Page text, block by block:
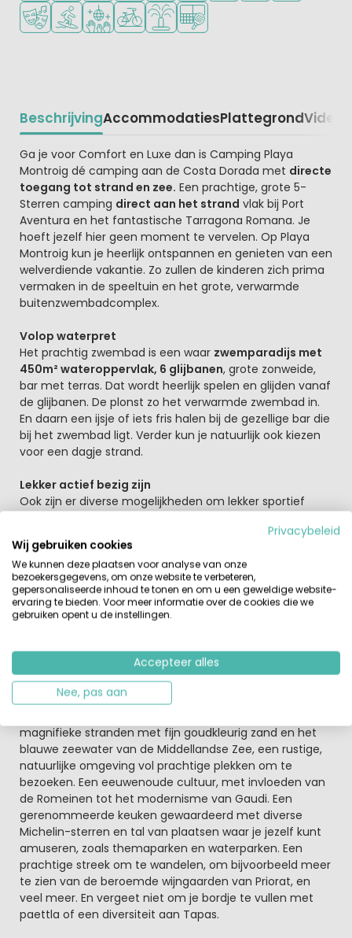
Animatieprogramma
Watersportfaciliteiten
DiscotheekFietsverhuur
Waterspeeltuin
Padelbaan
BeschrijvingAccommodatiesPlattegrondVideo
Beschrijving
Ga je voor Comfort en Luxe dan is Camping Playa
Montroig dé camping aan de Costa Dorada met directe
toegang tot strand en zee. Een prachtige, grote 5-
Sterren camping direct aan het strand vlak bij Port
Aventura en het fantastische Tarragona Romana. Je
hoeft jezelf hier geen moment te vervelen. Op Playa
Montroig kun je heerlijk ontspannen en genieten van een
welverdiende vakantie. Zo zullen de kinderen zich prima
vermaken in de speeltuin en het grote, verwarmde
buitenzwembadcomplex.
Volop waterpret
Het prachtig zwembad is een waar zwemparadijs met
450m² wateroppervlak, 6 glijbanen, grote zonweide,
bar met terras. Dat wordt heerlijk spelen en glijden vanaf
de glijbanen. De plonst zo het verwarmde zwembad in.
En daarn een ijsje of iets fris halen bij de gezellige bar die
bij het zwembad ligt. Verder kun je natuurlijk ook kiezen
voor een dagje strand.
Lekker actief bezig zijn
Ook zijn er diverse mogelijkheden om lekker sportief
de fitnessruimteof
neem deel aan de duiklessen. Proef ook heerlijke
mediterrane streekgerechten in één van de
restaurants. Het aangrenzende Tam Tam Eco Park ligt
in een bosrijk gebied van 20.000 m². Ontdek onder
begeleiding van een ervaren gids de flora en fauna en
eigenschappen van de natuur in deze streek.
De Costa Dorado heeft zich wereldwijd bewezen als
één van de grote toeristische bestemmingen.
magnifieke stranden met fijn goudkleurig zand en het
blauwe zeewater van de Middellandse Zee, een rustige,
natuurlijke omgeving vol prachtige plekken om te
bezoeken. Een eeuwenoude cultuur, met invloeden van
de Romeinen tot het modernisme van Gaudi. Een
gerenommeerde keuken gewaardeerd met diverse
Michelin-sterren en tal van plaatsen waar je jezelf kunt
amuseren, zoals themaparken en waterparken. Een
prachtige streek om te wandelen, om bijvoorbeeld meer
te zien van de beroemde wijngaarden van Priorat, en
veel meer. En vergeet niet om je bordje te vullen met
paettla of een diversiteit aan Tapas.
Privacybeleid
Wij gebruiken cookies
We kunnen deze plaatsen voor analyse van onze
bezoekersgegevens, om onze website te verbeteren,
gepersonaliseerde inhoud te tonen en om u een geweldige website-
ervaring te bieden. Voor meer informatie over de cookies die we
gebruiken opent u de instellingen.
Accepteer alles
Nee, pas aan